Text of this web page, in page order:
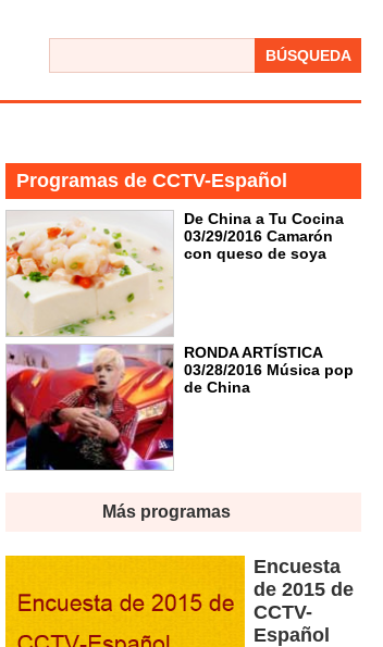
BÚSQUEDA
Programas de CCTV-Español
De China a Tu Cocina
03/29/2016 Camarón
con queso de soya
RONDA ARTÍSTICA
03/28/2016 Música pop
de China
Más programas
Encuesta
de 2015 de
CCTV-
Español